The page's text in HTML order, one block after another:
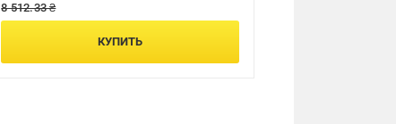
8 512.33 ₴
КУПИТЬ